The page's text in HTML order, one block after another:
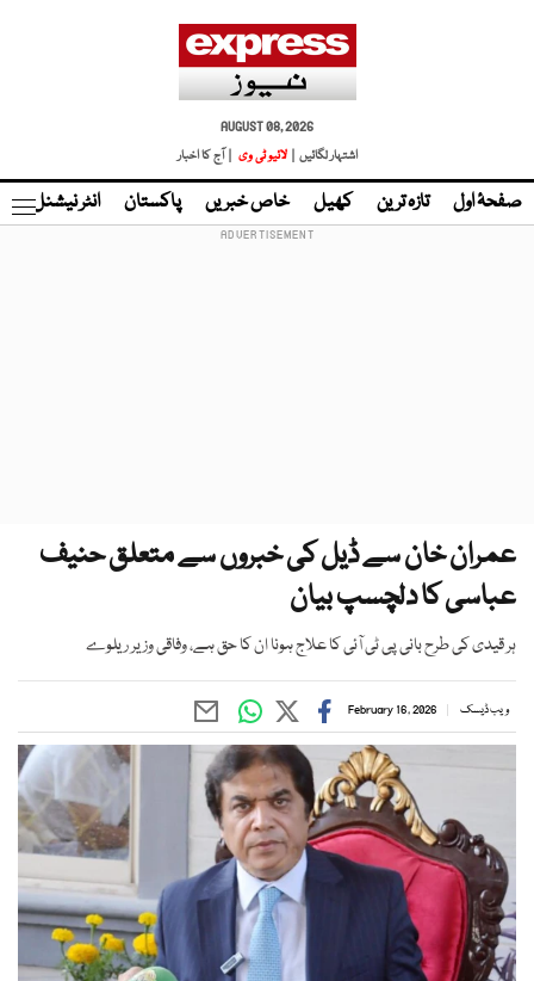
AUGUST 08, 2026
اشتہار لگائیں |
لائیو ٹی وی | آج کا اخبار
صفحۂ اول تازہ ترین کھیل خاص خبریں پاکستان انٹر نیشنل
عمران خان سے ڈیل کی خبروں سے متعلق حنیف
عباسی کا دلچسپ بیان
ہر قیدی کی طرح بانی پی ٹی آئی کا علاج ہونا ان کا حق ہے، وفاقی وزیر ریلوے
ویب ڈیسک February 16, 2026